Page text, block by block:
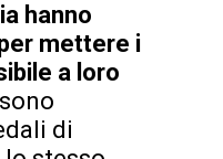
hanno
mettere i
a loro
di